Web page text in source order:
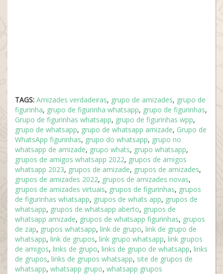
TAGS: Amizades verdadeiras, grupo de amizades, grupo de
figurinha, grupo de figurinha whatsapp, grupo de figurinhas,
Grupo de figurinhas whatsapp, grupo de figurinhas wpp,
grupo de whatsapp, grupo de whatsapp amizade, Grupo de
WhatsApp figurinhas, grupo do whatsapp, grupo no
whatsapp de amizade, grupo whats, grupo whatsapp,
grupos de amigos whatsapp 2022, grupos de amigos
whatsapp 2023, grupos de amizade, grupos de amizades,
grupos de amizades 2022, grupos de amizades novas,
grupos de amizades virtuais, grupos de figurinhas, grupos
de figurinhas whatsapp, grupos de whats app, grupos de
whatsapp, grupos de whatsapp aberto, grupos de
whatsapp amizade, grupos de whatsapp figurinhas, grupos
de zap, grupos whatsapp, link de grupo, link de grupo de
whatsapp, link de grupos, link grupo whatsapp, link grupos
de amigos, links de grupo, links de grupo de whatsapp, links
de grupos, links de grupos whatsapp, site de grupos de
whatsapp, whatsapp grupo, whatsapp grupos